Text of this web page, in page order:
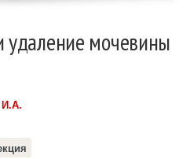
мочевины